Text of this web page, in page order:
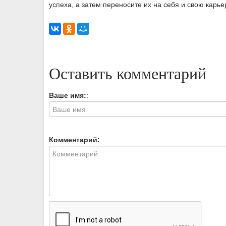
успеха, а затем переносите их на себя и свою
Оставить комментарий
Ваше имя::
Комментарий::